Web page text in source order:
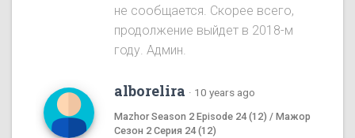
не сообщается. Скорее всего,
продолжение выйдет в 2018-м
году. Админ.
alborelira · 10 years ago
Mazhor Season 2 Episode 24 (12) / Мажор
Сезон 2 Серия 24 (12)